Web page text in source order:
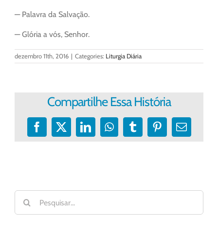
— Palavra da Salvação.
— Glória a vós, Senhor.
dezembro 11th, 2016 | Categories: Liturgia Diária
Compartilhe Essa História
Facebook
X LinkedInWhatsApp
TumblrPinterest
E-
Buscar
resultados
para: